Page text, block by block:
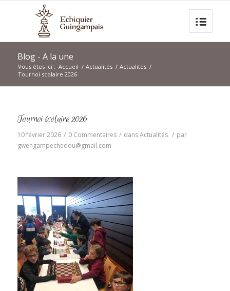
Blog - A la une
Vous êtes ici : Accueil / Actualités / Actualités /
Tournoi scolaire 2026
Tournoi scolaire 2026
10 février 2026 / 0 Commentaires / dansActualités / par
gwengampechedou@gmail.com